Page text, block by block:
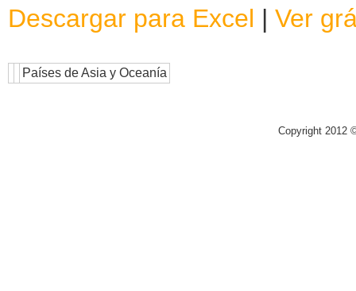
Descargar para Excel | Ver
Países de Asia y Oceanía
Copyright 2012